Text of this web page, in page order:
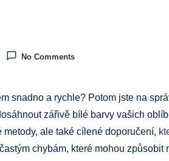
No Comments
snadno a rychle? Potom jste na
zářivě bílé barvy vašich
ale také cílené doporučení,
chybám, které mohou způsobit